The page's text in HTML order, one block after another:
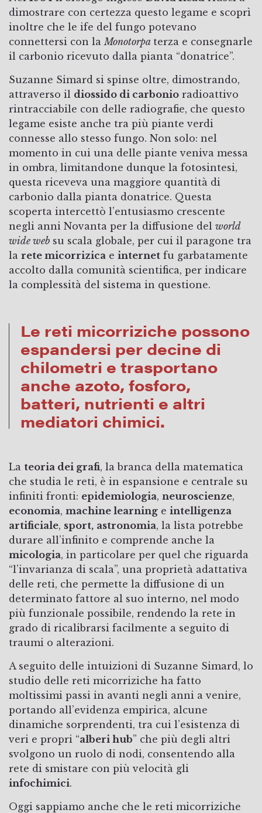
dimostrare con certezza questo legame e scoprì
inoltre che le ife del fungo potevano
connettersi con la Monotorpa terza e consegnarle
il carbonio ricevuto dalla pianta “donatrice”.
Suzanne Simard si spinse oltre, dimostrando,
attraverso il diossido di carbonio radioattivo
rintracciabile con delle radiografie, che questo
legame esiste anche tra più piante verdi
connesse allo stesso fungo. Non solo: nel
momento in cui una delle piante veniva messa
in ombra, limitandone dunque la fotosintesi,
questa riceveva una maggiore quantità di
carbonio dalla pianta donatrice. Questa
scoperta intercettò l’entusiasmo crescente
negli anni Novanta per la diffusione del world
wide web su scala globale, per cui il paragone tra
la rete micorrizica e internet fu garbatamente
accolto dalla comunità scientifica, per indicare
la complessità del sistema in questione.
Le reti micorriziche possono
espandersi per decine di
chilometri e trasportano
anche azoto, fosforo,
batteri, nutrienti e altri
mediatori chimici.
La teoria dei grafi, la branca della matematica
che studia le reti, è in espansione e centrale su
infiniti fronti: epidemiologia, neuroscienze,
economia, machine learning e intelligenza
artificiale, sport, astronomia, la lista potrebbe
durare all’infinito e comprende anche la
micologia, in particolare per quel che riguarda
“l’invarianza di scala”, una proprietà adattativa
delle reti, che permette la diffusione di un
determinato fattore al suo interno, nel modo
più funzionale possibile, rendendo la rete in
grado di ricalibrarsi facilmente a seguito di
traumi o alterazioni.
A seguito delle intuizioni di Suzanne Simard, lo
studio delle reti micorriziche ha fatto
moltissimi passi in avanti negli anni a venire,
portando all’evidenza empirica, alcune
dinamiche sorprendenti, tra cui l’esistenza di
veri e propri “alberi hub” che più degli altri
svolgono un ruolo di nodi, consentendo alla
rete di smistare con più velocità gli
infochimici.
Oggi sappiamo anche che le reti micorriziche